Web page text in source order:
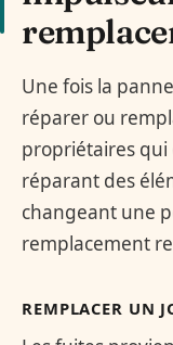
Une fois la
réparer ou
propriétaires qui
réparant des
changeant une
remplacement
REMPLACER UN